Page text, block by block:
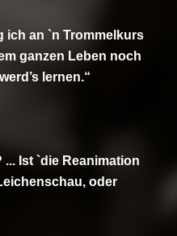
ich an `n Trommelkurs
ganzen Leben noch
lernen.“
Ist `die Reanimation
oder